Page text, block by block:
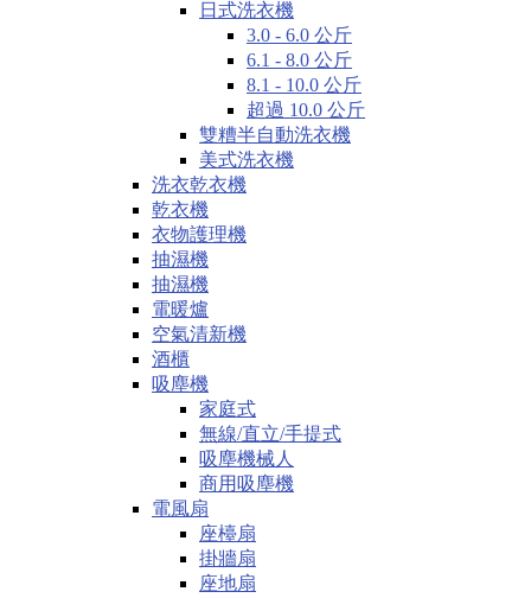
日式洗衣機
3.0 - 6.0 公斤
6.1 - 8.0 公斤
8.1 - 10.0 公斤
超過 10.0 公斤
雙糟半自動洗衣機
美式洗衣機
洗衣乾衣機
乾衣機
衣物護理機
抽濕機
抽濕機
電暖爐
空氣清新機
酒櫃
吸塵機
家庭式
無線/直立/手提式
吸塵機械人
商用吸塵機
電風扇
座檯扇
掛牆扇
座地扇